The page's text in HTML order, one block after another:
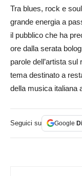
Tra blues, rock e
grande energia a
il pubblico che ha
ore dalla serata
parole dell’artista
tema destinato a
della musica italiana
Seguici su Google